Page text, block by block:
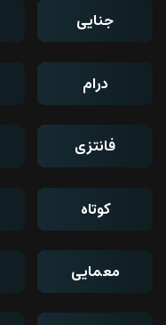
جنایی
درام
فانتزی
کوتاه
معمایی